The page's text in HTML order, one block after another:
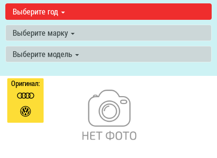
Выберите год
Выберите марку
Выберите модель
Оригинал: